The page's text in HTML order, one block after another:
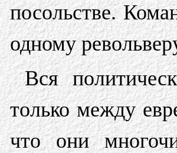
посольстве.
одному
Вся
только между
что они